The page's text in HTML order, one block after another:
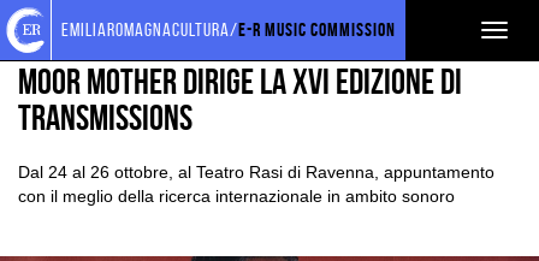
Torna
alla
home
page
Cerca
nel
sito
Salta
ai
contenuti
Salta
al
menu
principale
emiliaromagnacultura/E-R Music Commission
EVENTI E NEWS NEWS
Moor Mother dirige la XVI edizione di
Transmissions
Dal 24 al 26 ottobre, al Teatro Rasi di Ravenna, appuntamento
con il meglio della ricerca internazionale in ambito sonoro